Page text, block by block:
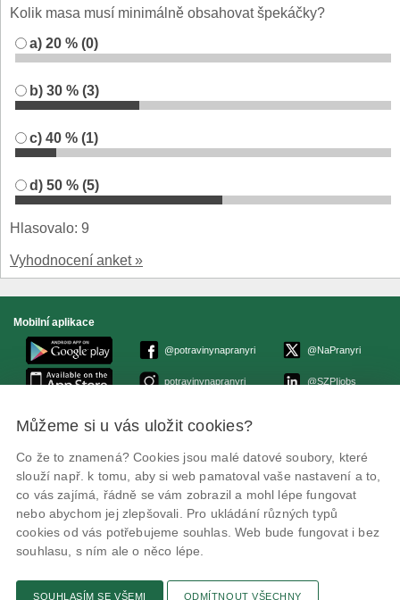
Kolik masa musí minimálně obsahovat špekáčky?
a) 20 % (0)
b) 30 % (3)
c) 40 % (1)
d) 50 % (5)
Hlasovalo: 9
Vyhodnocení anket »
Mobilní aplikace
@potravinynapranyri
potravinynapranyri
@NaPranyri
@SZPIjobs
© Státní zemědělská a potravinářská inspekce 2026.
ID datové schránky: avraiqg
IČO: 75014149, DIČ: CZ75014149
Prohlášení o přístupnosti|Zásady ochrany soukromí
Můžeme si u vás uložit cookies?
Co že to znamená? Cookies jsou malé datové soubory, které
slouží např. k tomu, aby si web pamatoval vaše nastavení a to,
co vás zajímá, řádně se vám zobrazil a mohl lépe fungovat
nebo abychom jej zlepšovali. Pro ukládání různých typů
cookies od vás potřebujeme souhlas. Web bude fungovat i bez
souhlasu, s ním ale o něco lépe.
SOUHLASÍM SE VŠEMI ODMÍTNOUT VŠECHNY